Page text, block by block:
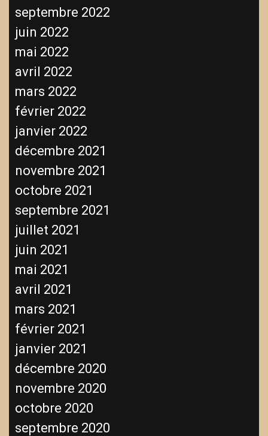
septembre 2022
juin 2022
mai 2022
avril 2022
mars 2022
février 2022
janvier 2022
décembre 2021
novembre 2021
octobre 2021
septembre 2021
juillet 2021
juin 2021
mai 2021
avril 2021
mars 2021
février 2021
janvier 2021
décembre 2020
novembre 2020
octobre 2020
septembre 2020